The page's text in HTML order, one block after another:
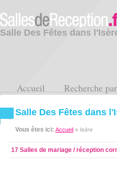
Salle Des Fêtes dans
Accueil Recherche
Salle Des Fêtes dans
Vous êtes ici: Accueil » Isère
17 Salles de mariage / réception